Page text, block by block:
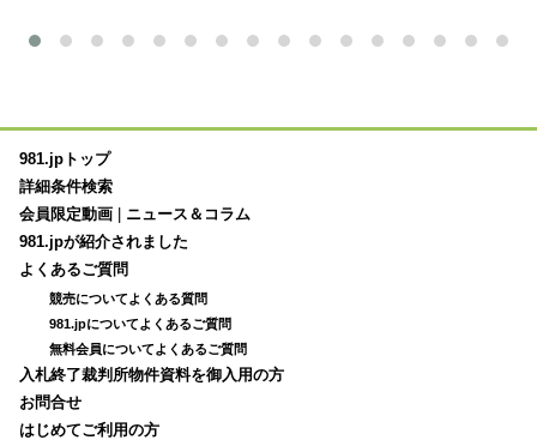
981.jpトップ
詳細条件検索
会員限定動画
ニュース＆コラム
981.jpが紹介されました
よくあるご質問
競売についてよくある質問
981.jpについてよくあるご質問
無料会員についてよくあるご質問
入札終了裁判所物件資料を御入用の方
お問合せ
はじめてご利用の方